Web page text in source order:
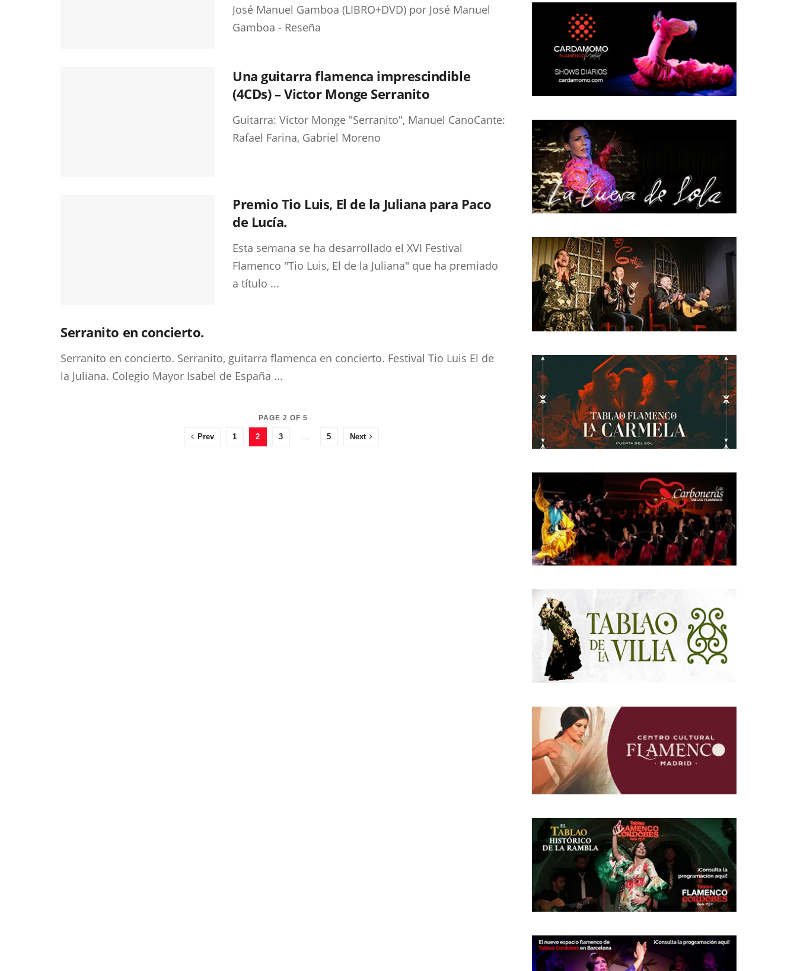
José Manuel Gamboa (LIBRO+DVD) por José Manuel
Gamboa - Reseña
Una guitarra flamenca imprescindible
(4CDs) – Victor Monge Serranito
Guitarra: Victor Monge "Serranito", Manuel CanoCante:
Rafael Farina, Gabriel Moreno
Premio Tio Luis, El de la Juliana para Paco
de Lucía.
Esta semana se ha desarrollado el XVI Festival
Flamenco "Tio Luis, El de la Juliana" que ha premiado
a título ...
Serranito en concierto.
Serranito en concierto. Serranito, guitarra flamenca en concierto. Festival Tio Luis El de
la Juliana. Colegio Mayor Isabel de España ...
PAGE 2 OF 5
Prev 1 2 3 … 5 Next